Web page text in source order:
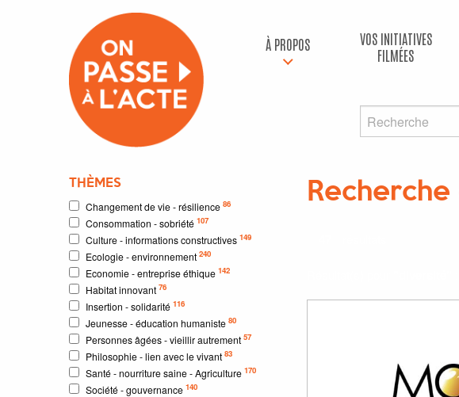
À PROPOS
VOS INITIATIVES
FILMÉES
THÈMES
Changement de vie - résilience 86
Consommation - sobriété 107
Culture - informations constructives 149
Ecologie - environnement 240
Economie - entreprise éthique 142
Habitat innovant 76
Insertion - solidarité 116
Jeunesse - éducation humaniste 80
Personnes âgées - vieillir autrement 57
Philosophie - lien avec le vivant 83
Santé - nourriture saine - Agriculture 170
Société - gouvernance 140